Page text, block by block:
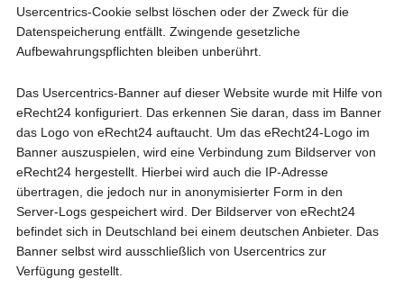
Usercentrics-Cookie selbst löschen oder der Zweck für die
Datenspeicherung entfällt. Zwingende gesetzliche
Aufbewahrungspflichten bleiben unberührt.
Das Usercentrics-Banner auf dieser Website wurde mit Hilfe von
eRecht24 konfiguriert. Das erkennen Sie daran, dass im Banner
das Logo von eRecht24 auftaucht. Um das eRecht24-Logo im
Banner auszuspielen, wird eine Verbindung zum Bildserver von
eRecht24 hergestellt. Hierbei wird auch die IP-Adresse
übertragen, die jedoch nur in anonymisierter Form in den
Server-Logs gespeichert wird. Der Bildserver von eRecht24
befindet sich in Deutschland bei einem deutschen Anbieter. Das
Banner selbst wird ausschließlich von Usercentrics zur
Verfügung gestellt.